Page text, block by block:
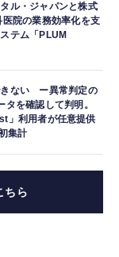
ル・ジャパンと株式
院の業務効率化を支
テム「PLUM
きない ー異常判定の
を確認して判明。
」利用者が任意提供
集計
ちら